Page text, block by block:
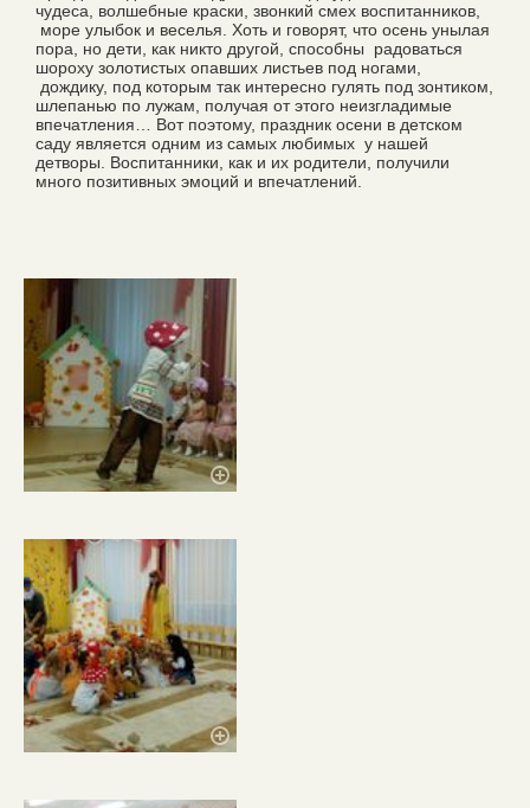
чудеса, волшебные краски, звонкий смех воспитанников,
море улыбок и веселья. Хоть и говорят, что осень унылая
пора, но дети, как никто другой, способны радоваться
шороху золотистых опавших листьев под ногами,
дождику, под которым так интересно гулять под зонтиком,
шлепанью по лужам, получая от этого неизгладимые
впечатления… Вот поэтому, праздник осени в детском
саду является одним из самых любимых у нашей
детворы. Воспитанники, как и их родители, получили
много позитивных эмоций и впечатлений.